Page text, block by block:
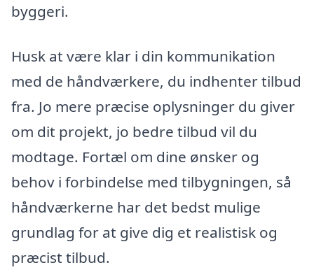
byggeri.
Husk at være klar i din kommunikation
med de håndværkere, du indhenter tilbud
fra. Jo mere præcise oplysninger du giver
om dit projekt, jo bedre tilbud vil du
modtage. Fortæl om dine ønsker og
behov i forbindelse med tilbygningen, så
håndværkerne har det bedst mulige
grundlag for at give dig et realistisk og
præcist tilbud.